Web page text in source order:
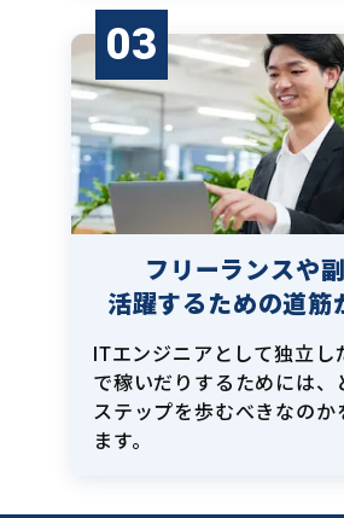
03
フリーランスや
活躍するための道筋
ITエンジニアとして独立し
で稼いだりするためには、
ステップを歩むべきなのか
ます。